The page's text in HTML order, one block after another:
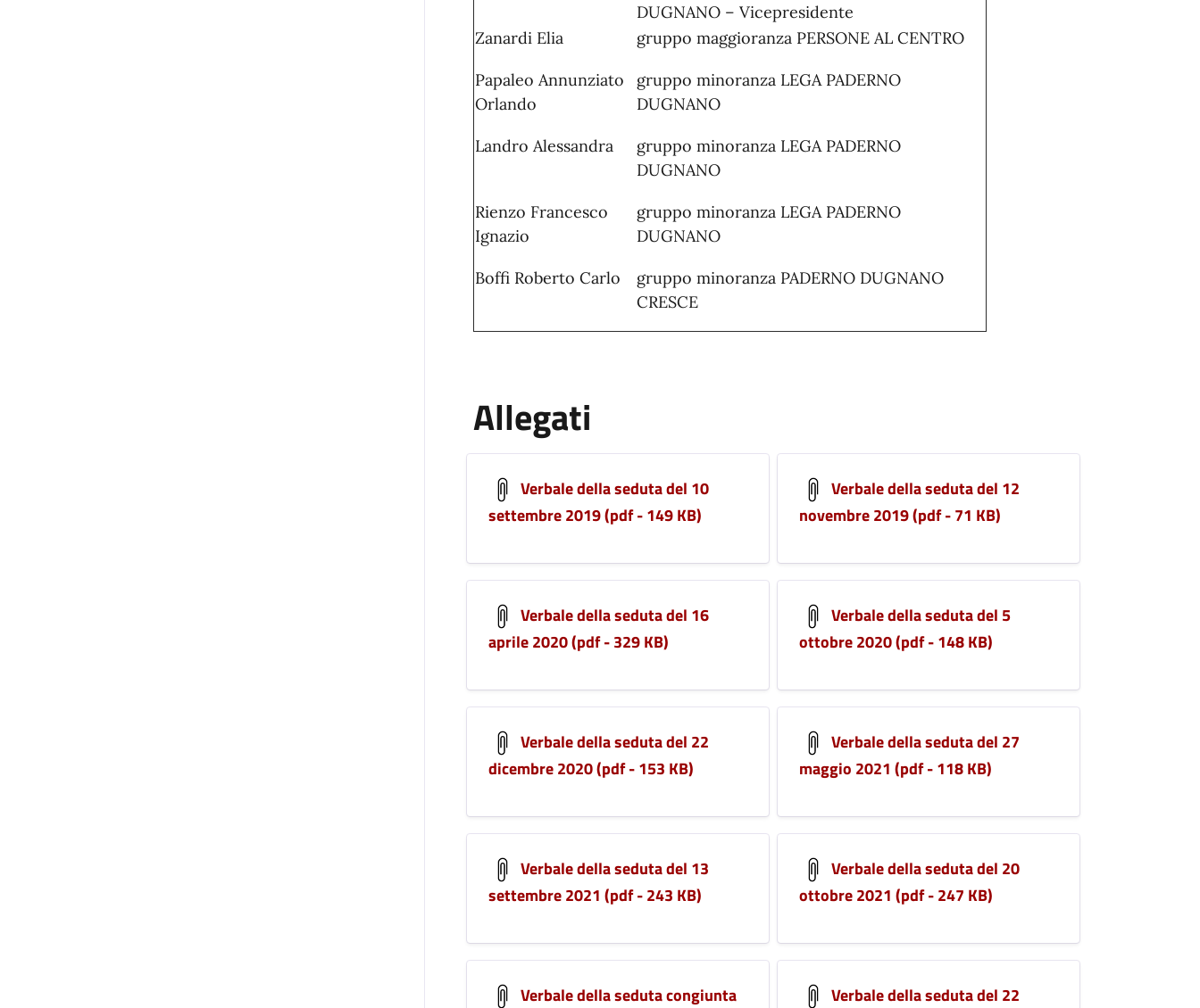
DUGNANO – Vicepresidente
Zanardi Elia
gruppo maggioranza PERSONE AL CENTRO
Papaleo Annunziato
Orlando
gruppo minoranza LEGA PADERNO
DUGNANO
Landro Alessandra
gruppo minoranza LEGA PADERNO
DUGNANO
Rienzo Francesco
Ignazio
gruppo minoranza LEGA PADERNO
DUGNANO
Boffi Roberto Carlo
gruppo minoranza PADERNO DUGNANO
CRESCE
Allegati
Verbale della seduta del 10
settembre 2019 (pdf - 149 KB)
Verbale della seduta del 12
novembre 2019 (pdf - 71 KB)
Verbale della seduta del 16
aprile 2020 (pdf - 329 KB)
Verbale della seduta del 5
ottobre 2020 (pdf - 148 KB)
Verbale della seduta del 22
dicembre 2020 (pdf - 153 KB)
Verbale della seduta del 27
maggio 2021 (pdf - 118 KB)
Verbale della seduta del 13
settembre 2021 (pdf - 243 KB)
Verbale della seduta del 20
ottobre 2021 (pdf - 247 KB)
Verbale della seduta congiunta
Verbale della seduta del 22